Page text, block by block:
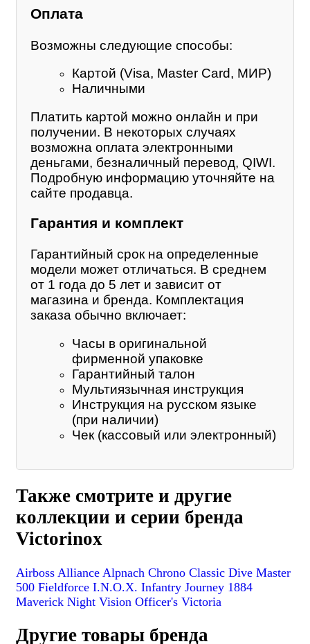
Оплата
Возможны следующие способы:
Картой (Visa, Master Card, МИР)
Наличными
Платить картой можно онлайн и при
получении. В некоторых случаях
возможна оплата электронными
деньгами, безналичный перевод, QIWI.
Подробную информацию уточняйте на
сайте продавца.
Гарантия и комплект
Гарантийный срок на определенные
модели может отличаться. В среднем
от 1 года до 5 лет и зависит от
магазина и бренда. Комплектация
заказа обычно включает:
Часы в оригинальной
фирменной упаковке
Гарантийный талон
Мультиязычная инструкция
Инструкция на русском языке
(при наличии)
Чек (кассовый или электронный)
Также смотрите и другие
коллекции и серии бренда
Victorinox
Airboss Alliance Alpnach Chrono Classic Dive Master
500 Fieldforce I.N.O.X. Infantry Journey 1884
Maverick Night Vision Officer's Victoria
Другие товары бренда